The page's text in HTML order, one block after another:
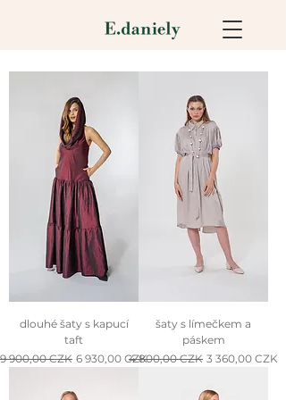
dlouhé šaty s kapucí
taft
Normálna cena
9 900,00 CZK Zľavnená cena
6 930,00 CZK
šaty s límečkem a
páskem
Normálna cena
4 800,00 CZK Zľavnená cena
3 360,00 CZK